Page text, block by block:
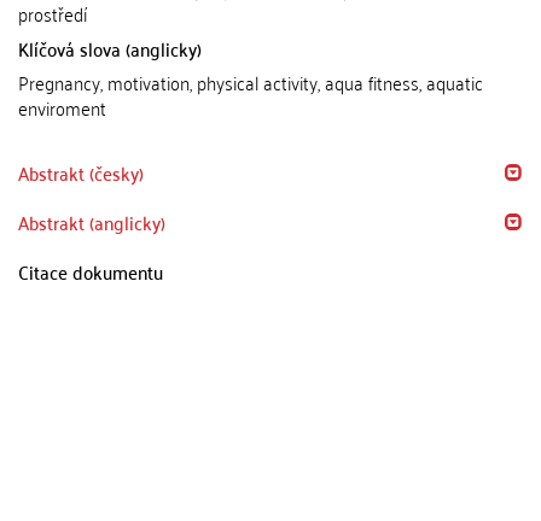
prostředí
Klíčová slova (anglicky)
Pregnancy, motivation, physical activity, aqua fitness, aquatic
enviroment
Abstrakt (česky)
Abstrakt (anglicky)
Citace dokumentu